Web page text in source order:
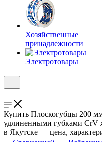
Хозяйственные
принадлежности
Электротовары
Купить Плоскогубцы 200
удлиненными губками CrV
в Якутске — цена,